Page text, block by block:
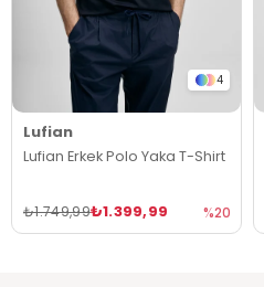
4
Lufian
Lufian Erkek Polo Yaka T-Shirt
₺1.399,99
₺1.749,99 %20